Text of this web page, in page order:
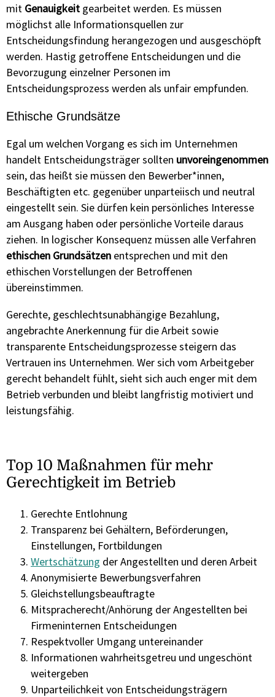
mit Genauigkeit gearbeitet werden. Es müssen
möglichst alle Informationsquellen zur
Entscheidungsfindung herangezogen und ausgeschöpft
werden. Hastig getroffene Entscheidungen und die
Bevorzugung einzelner Personen im
Entscheidungsprozess werden als unfair empfunden.
Ethische Grundsätze
Egal um welchen Vorgang es sich im Unternehmen
handelt Entscheidungsträger sollten unvoreingenommen
sein, das heißt sie müssen den Bewerber*innen,
Beschäftigten etc. gegenüber unparteiisch und neutral
eingestellt sein. Sie dürfen kein persönliches Interesse
am Ausgang haben oder persönliche Vorteile daraus
ziehen. In logischer Konsequenz müssen alle Verfahren
ethischen Grundsätzen entsprechen und mit den
ethischen Vorstellungen der Betroffenen
übereinstimmen.
Gerechte, geschlechtsunabhängige Bezahlung,
angebrachte Anerkennung für die Arbeit sowie
transparente Entscheidungsprozesse steigern das
Vertrauen ins Unternehmen. Wer sich vom Arbeitgeber
gerecht behandelt fühlt, sieht sich auch enger mit dem
Betrieb verbunden und bleibt langfristig motiviert und
leistungsfähig.
Top 10 Maßnahmen für mehr
Gerechtigkeit im Betrieb
Gerechte Entlohnung
Transparenz bei Gehältern, Beförderungen,
Einstellungen, Fortbildungen
Wertschätzung der Angestellten und deren Arbeit
Anonymisierte Bewerbungsverfahren
Gleichstellungsbeauftragte
Mitspracherecht/Anhörung der Angestellten bei
Firmeninternen Entscheidungen
Respektvoller Umgang untereinander
Informationen wahrheitsgetreu und ungeschönt
weitergeben
Unparteilichkeit von Entscheidungsträgern